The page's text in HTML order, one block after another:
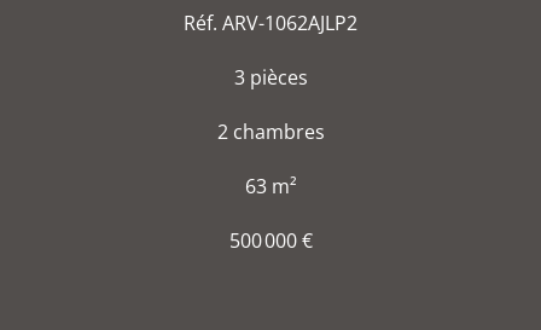
Réf. ARV-1062AJLP2
3 pièces
2 chambres
63 m²
500 000 €